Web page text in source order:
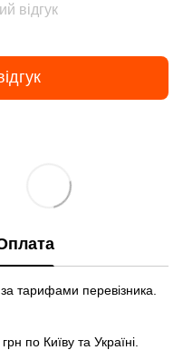
відгук
тарифами перевізника.
по Київу та Україні.